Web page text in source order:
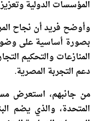
وأوضح فريد أن نجاح
بصورة أساسية على وضوح
المنازعات والتحكيم
دعم التجربة المصرية.
المتحدة، والذي يضم
الجمعيات التجارية